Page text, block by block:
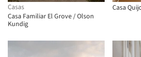
Casas
Casa Familiar El Grove / Olson
Kundig
Casa